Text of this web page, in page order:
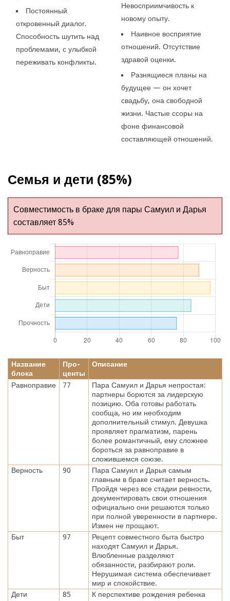
Постоянный
откровенный диалог.
Способность шутить над
проблемами, с улыбкой
переживать конфликты.
Невосприимчивость к
новому опыту.
Наивное восприятие
отношений. Отсутствие
здравой оценки.
Разнящиеся планы на
будущее — он хочет
свадьбу, она свободной
жизни. Частые ссоры на
фоне финансовой
составляющей отношений.
Семья и дети (85%)
Совместимость в браке для пары Самуил и Дарья
составляет 85%
Название
блока
Про-
центы
Описание
Равноправие 77
Пара Самуил и Дарья непростая:
партнеры борются за лидерскую
позицию. Оба готовы работать
сообща, но им необходим
дополнительный стимул. Девушка
проявляет прагматизм, парень
более романтичный, ему сложнее
бороться за равноправие в
сложившемся союзе.
Верность
90
Пара Самуил и Дарья самым
главным в браке считает верность.
Пройдя через все стадии ревности,
документировать свои отношения
официально они решаются только
при полной уверенности в партнере.
Измен не прощают.
Быт
97
Рецепт совместного быта быстро
находят Самуил и Дарья.
Влюбленные разделяют
обязанности, разбирают роли.
Нерушимая система обеспечивает
мир и спокойствие.
Дети
85
К перспективе рождения ребенка